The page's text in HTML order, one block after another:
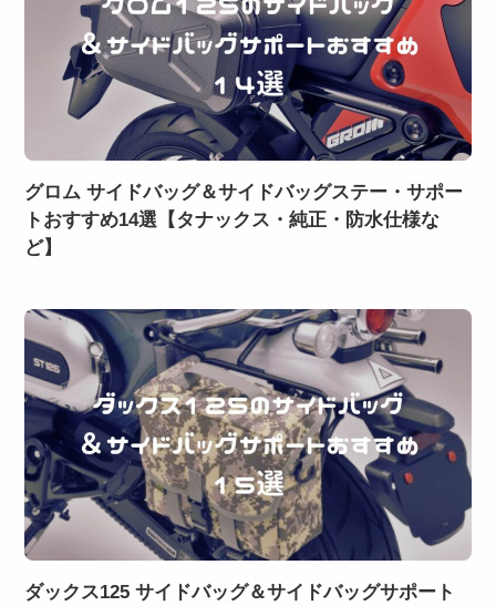
グロム サイドバッグ＆サイドバッグステー・サポー
トおすすめ14選【タナックス・純正・防水仕様な
ど】
ダックス125 サイドバッグ＆サイドバッグサポート